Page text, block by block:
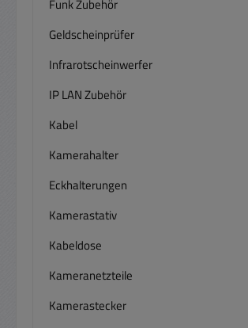
Funk Zubehör
Geldscheinprüfer
Infrarotscheinwerfer
IP LAN Zubehör
Kabel
Kamerahalter
Eckhalterungen
Kamerastativ
Kabeldose
Kameranetzteile
Kamerastecker